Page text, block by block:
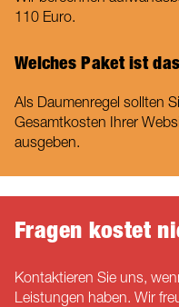
110 Euro.
Welches Paket ist
Als Daumenregel sollten
Gesamtkosten Ihrer
ausgeben.
Fragen kostet
Kontaktieren Sie uns,
Leistungen haben. Wir